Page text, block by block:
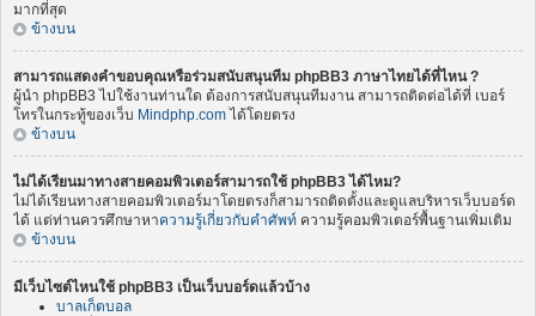
มากที่สุด
ข้างบน
สามารถแสดงคำขอบคุณหรือร่วมสนับสนุนทีม phpBB3 ภาษาไทยได้ที่ไหน ?
ผู้นำ phpBB3 ไปใช้งานท่านใด ต้องการสนับสนุนทีมงาน สามารถติดต่อได้ที่ เบอร์
โทรในกระทู้ของเว็บ Mindphp.com ได้โดยตรง
ข้างบน
ไม่ได้เรียนมาทางสายคอมพิวเตอร์สามารถใช้ phpBB3 ได้ไหม?
ไม่ได้เรียนทางสายคอมพิวเตอร์มาโดยตรงก็สามารถติดตั้งและดูแลบริหารเว็บบอร์ด
ได้ แต่ท่านควรศึกษาหาความรู้เกี่ยวกับคำศัพท์ ความรู้คอมพิวเตอร์พื้นฐานเพิ่มเติม
ข้างบน
มีเว็บไซต์ไหนใช้ phpBB3 เป็นเว็บบอร์ดแล้วบ้าง
บาลเก็ตบอล